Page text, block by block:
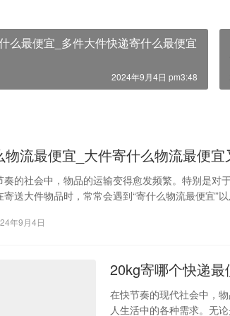
么最便宜_多件大件快递寄什么最便宜
2024年9月4日 pm3:48
物流最便宜_大件寄什么物流最便宜
奏的社会中，物品的运输变得愈发频繁。特别是
送大件物品时，常常会遇到“寄什么物流最便宜”
年9月4日
20kg寄哪个快递
在快节奏的现代社会中，
人生活中的各种需求。无